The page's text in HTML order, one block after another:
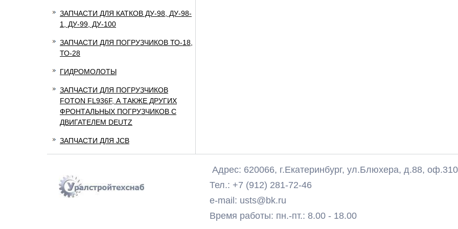
ЗАПЧАСТИ ДЛЯ КАТКОВ ДУ-98, ДУ-98-
1, ДУ-99, ДУ-100
ЗАПЧАСТИ ДЛЯ ПОГРУЗЧИКОВ ТО-18,
ТО-28
ГИДРОМОЛОТЫ
ЗАПЧАСТИ ДЛЯ ПОГРУЗЧИКОВ
FOTON FL936F, А ТАКЖЕ ДРУГИХ
ФРОНТАЛЬНЫХ ПОГРУЗЧИКОВ С
ДВИГАТЕЛЕМ DEUTZ
ЗАПЧАСТИ ДЛЯ JCB
Адрес: 620066, г.Екатеринбург, ул.Блюхера, д.88, оф.310
Тел.: +7 (912) 281-72-46
e-mail: usts@bk.ru
Время работы: пн.-пт.: 8.00 - 18.00